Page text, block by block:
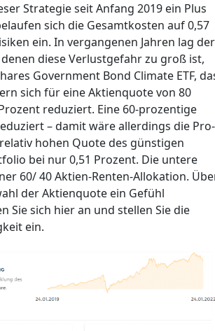
Strategie seit Anfang 2019 ein Plus
sich die Gesamtkosten auf 0,57
ein. In vergangenen Jahren lag der
diese Verlustgefahr zu groß ist,
Government Bond Climate ETF,
sich für eine Aktienquote von 80
reduziert. Eine 60-prozentige
– damit wäre allerdings die Pro-
hohen Quote des günstigen
bei nur 0,51 Prozent. Die untere
60/ 40 Aktien-Renten-Allokation.
der Aktienquote ein Gefühl
Sie sich hier an und stellen Sie die
ein.